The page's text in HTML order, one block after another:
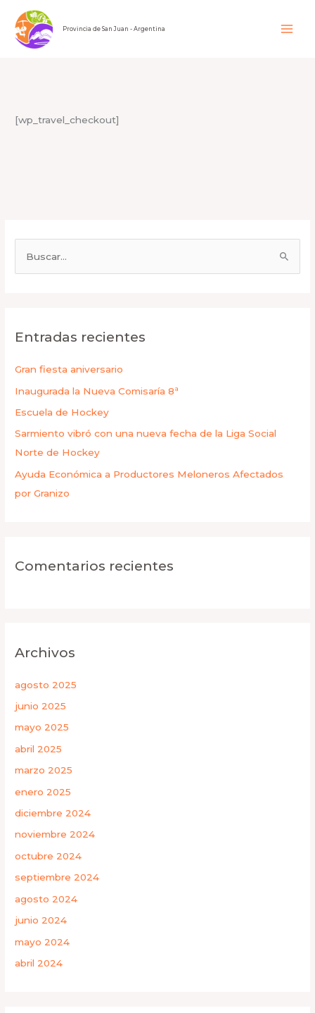
contenido
Provincia de San Juan - Argentina
[wp_travel_checkout]
a
p
o
r
:
Entradas recientes
Gran fiesta aniversario
Inaugurada la Nueva Comisaría 8ª
Escuela de Hockey
Sarmiento vibró con una nueva fecha de la Liga Social
Norte de Hockey
Ayuda Económica a Productores Meloneros Afectados
por Granizo
Comentarios recientes
Archivos
agosto 2025
junio 2025
mayo 2025
abril 2025
marzo 2025
enero 2025
diciembre 2024
noviembre 2024
octubre 2024
septiembre 2024
agosto 2024
junio 2024
mayo 2024
abril 2024